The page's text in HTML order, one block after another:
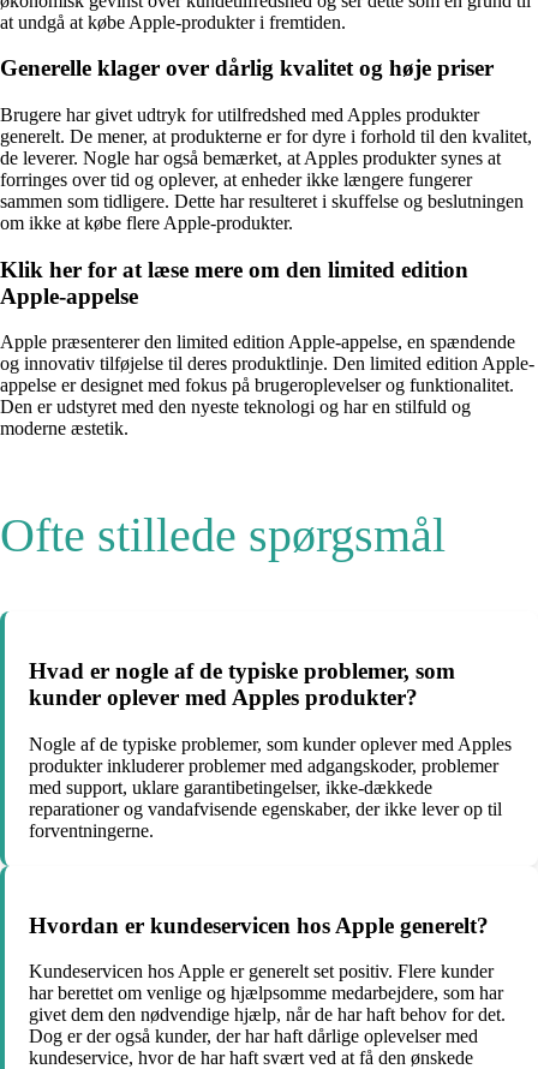
at undgå at købe Apple-produkter i fremtiden.
Generelle klager over dårlig kvalitet og høje priser
Brugere har givet udtryk for utilfredshed med Apples produkter
generelt. De mener, at produkterne er for dyre i forhold til den kvalitet,
de leverer. Nogle har også bemærket, at Apples produkter synes at
forringes over tid og oplever, at enheder ikke længere fungerer
sammen som tidligere. Dette har resulteret i skuffelse og beslutningen
om ikke at købe flere Apple-produkter.
Klik her for at læse mere om den limited edition
Apple-appelse
Apple præsenterer den limited edition Apple-appelse, en spændende
og innovativ tilføjelse til deres produktlinje. Den limited edition Apple-
appelse er designet med fokus på brugeroplevelser og funktionalitet.
Den er udstyret med den nyeste teknologi og har en stilfuld og
moderne æstetik.
Ofte stillede spørgsmål
Hvad er nogle af de typiske problemer, som
kunder oplever med Apples produkter?
Nogle af de typiske problemer, som kunder oplever med Apples
produkter inkluderer problemer med adgangskoder, problemer
med support, uklare garantibetingelser, ikke-dækkede
reparationer og vandafvisende egenskaber, der ikke lever op til
forventningerne.
Hvordan er kundeservicen hos Apple generelt?
Kundeservicen hos Apple er generelt set positiv. Flere kunder
har berettet om venlige og hjælpsomme medarbejdere, som har
givet dem den nødvendige hjælp, når de har haft behov for det.
Dog er der også kunder, der har haft dårlige oplevelser med
kundeservice, hvor de har haft svært ved at få den ønskede